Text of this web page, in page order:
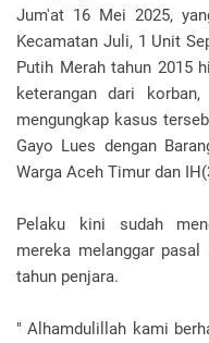
Jum'at 16 Mei 2025,
Kecamatan Juli, 1 Unit
Putih Merah tahun 2015
keterangan dari
mengungkap kasus
Gayo Lues dengan
Warga Aceh Timur dan
Pelaku kini sudah
mereka melanggar pasal
tahun penjara.
" Alhamdulillah kami